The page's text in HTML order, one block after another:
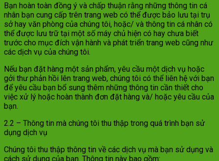
Bạn hoàn toàn đồng ý và chấp thuận rằng những thông tin cá
nhân bạn cung cấp trên trang web có thể được bảo lưu tại trụ
sở hay văn phòng của chúng tôi, hoặc/ và thông tin cá nhân có
thể được lưu trữ tại một số máy chủ hiện có hay chưa biết
trước cho mục đích vận hành và phát triển trang web cũng như
các dịch vụ của chúng tôi.
Nếu bạn đặt hàng một sản phẩm, yêu cầu một dịch vụ hoặc
gởi thư phản hồi lên trang web, chúng tôi có thể liên hệ với bạn
để yêu cầu bạn bổ sung thêm những thông tin cần thiết cho
việc xử lý hoặc hoàn thành đơn đặt hàng và/ hoặc yêu cầu của
bạn.
2.2 – Thông tin mà chúng tôi thu thập trong quá trình bạn sử
dụng dịch vụ
Chúng tôi thu thập thông tin về các dịch vụ mà bạn sử dụng và
cách sử dụng của bạn. Thông tin này bao gồm: